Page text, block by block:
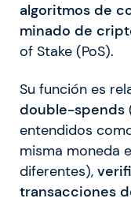
algoritmos de
minado de
of Stake (PoS).
Su función es
double-spends
entendidos
misma moneda
diferentes),
transacciones